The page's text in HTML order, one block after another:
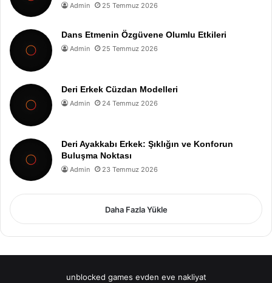
Admin 25 Temmuz 2026
Dans Etmenin Özgüvene Olumlu Etkileri
Admin 25 Temmuz 2026
Deri Erkek Cüzdan Modelleri
Admin 24 Temmuz 2026
Deri Ayakkabı Erkek: Şıklığın ve Konforun
Buluşma Noktası
Admin 23 Temmuz 2026
Daha Fazla Yükle
unblocked games evden eve nakliyat